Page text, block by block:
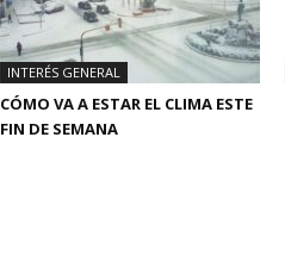
INTERÉS GENERAL
CÓMO VA A ESTAR EL CLIMA ESTE
FIN DE SEMANA